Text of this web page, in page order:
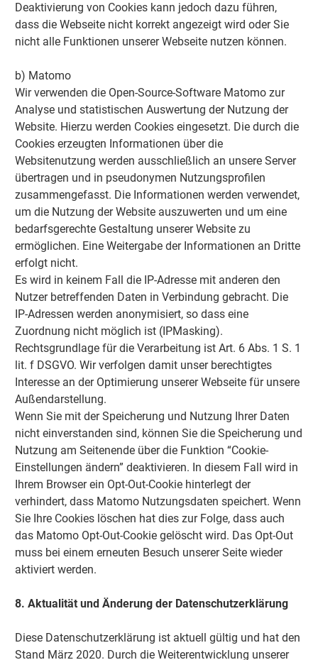
Deaktivierung von Cookies kann jedoch dazu führen,
dass die Webseite nicht korrekt angezeigt wird oder Sie
nicht alle Funktionen unserer Webseite nutzen können.
b) Matomo
Wir verwenden die Open-Source-Software Matomo zur
Analyse und statistischen Auswertung der Nutzung der
Website. Hierzu werden Cookies eingesetzt. Die durch die
Cookies erzeugten Informationen über die
Websitenutzung werden ausschließlich an unsere Server
übertragen und in pseudonymen Nutzungsprofilen
zusammengefasst. Die Informationen werden verwendet,
um die Nutzung der Website auszuwerten und um eine
bedarfsgerechte Gestaltung unserer Website zu
ermöglichen. Eine Weitergabe der Informationen an Dritte
erfolgt nicht.
Es wird in keinem Fall die IP-Adresse mit anderen den
Nutzer betreffenden Daten in Verbindung gebracht. Die
IP-Adressen werden anonymisiert, so dass eine
Zuordnung nicht möglich ist (IPMasking).
Rechtsgrundlage für die Verarbeitung ist Art. 6 Abs. 1 S. 1
lit. f DSGVO. Wir verfolgen damit unser berechtigtes
Interesse an der Optimierung unserer Webseite für unsere
Außendarstellung.
Wenn Sie mit der Speicherung und Nutzung Ihrer Daten
nicht einverstanden sind, können Sie die Speicherung und
Nutzung am Seitenende über die Funktion “Cookie-
Einstellungen ändern” deaktivieren. In diesem Fall wird in
Ihrem Browser ein Opt-Out-Cookie hinterlegt der
verhindert, dass Matomo Nutzungsdaten speichert. Wenn
Sie Ihre Cookies löschen hat dies zur Folge, dass auch
das Matomo Opt-Out-Cookie gelöscht wird. Das Opt-Out
muss bei einem erneuten Besuch unserer Seite wieder
aktiviert werden.
8. Aktualität und Änderung der Datenschutzerklärung
Diese Datenschutzerklärung ist aktuell gültig und hat den
Stand März 2020. Durch die Weiterentwicklung unserer